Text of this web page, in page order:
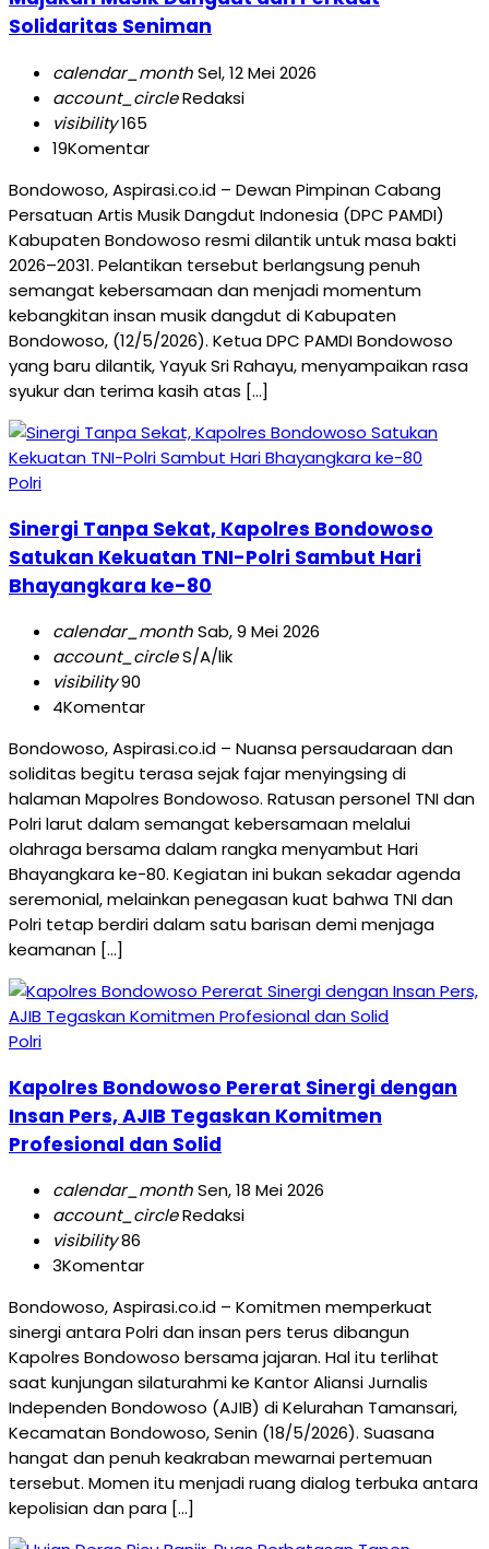
Solidaritas Seniman
calendar_monthSel, 12 Mei 2026
account_circleRedaksi
visibility165
19Komentar
Bondowoso, Aspirasi.co.id – Dewan Pimpinan Cabang
Persatuan Artis Musik Dangdut Indonesia (DPC PAMDI)
Kabupaten Bondowoso resmi dilantik untuk masa bakti
2026–2031. Pelantikan tersebut berlangsung penuh
semangat kebersamaan dan menjadi momentum
kebangkitan insan musik dangdut di Kabupaten
Bondowoso, (12/5/2026). Ketua DPC PAMDI Bondowoso
yang baru dilantik, Yayuk Sri Rahayu, menyampaikan rasa
syukur dan terima kasih atas […]
Polri
Sinergi Tanpa Sekat, Kapolres Bondowoso
Satukan Kekuatan TNI-Polri Sambut Hari
Bhayangkara ke-80
calendar_monthSab, 9 Mei 2026
account_circleS/A/lik
visibility90
4Komentar
Bondowoso, Aspirasi.co.id – Nuansa persaudaraan dan
soliditas begitu terasa sejak fajar menyingsing di
halaman Mapolres Bondowoso. Ratusan personel TNI dan
Polri larut dalam semangat kebersamaan melalui
olahraga bersama dalam rangka menyambut Hari
Bhayangkara ke-80. Kegiatan ini bukan sekadar agenda
seremonial, melainkan penegasan kuat bahwa TNI dan
Polri tetap berdiri dalam satu barisan demi menjaga
keamanan […]
Polri
Kapolres Bondowoso Pererat Sinergi dengan
Insan Pers, AJIB Tegaskan Komitmen
Profesional dan Solid
calendar_monthSen, 18 Mei 2026
account_circleRedaksi
visibility86
3Komentar
Bondowoso, Aspirasi.co.id – Komitmen memperkuat
sinergi antara Polri dan insan pers terus dibangun
Kapolres Bondowoso bersama jajaran. Hal itu terlihat
saat kunjungan silaturahmi ke Kantor Aliansi Jurnalis
Independen Bondowoso (AJIB) di Kelurahan Tamansari,
Kecamatan Bondowoso, Senin (18/5/2026). Suasana
hangat dan penuh keakraban mewarnai pertemuan
tersebut. Momen itu menjadi ruang dialog terbuka antara
kepolisian dan para […]